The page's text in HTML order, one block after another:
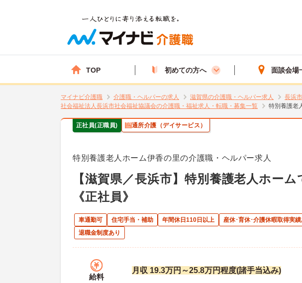
TOP 初めての方へ 面談会場
マイナビ介護職 介護職・ヘルパーの求人 滋賀県の介護職・ヘルパー求人
長浜
社会福祉法人長浜市社会福祉協議会の介護職・福祉求人・転職・募集一覧
特別養護老
正社員(正職員) 通所介護（デイサービス）
特別養護老人ホーム伊香の里の介護職・ヘルパー求人
【滋賀県／長浜市】特別養護老人ホー
《正社員》
車通勤可 住宅手当・補助 年間休日110日以上 産休･育休･介護休暇取得実績
退職金制度あり
給料
月収 19.3万円～25.8万円程度(諸手当込み)